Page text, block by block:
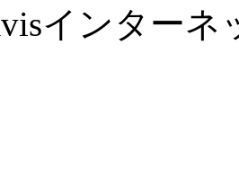
インターネ